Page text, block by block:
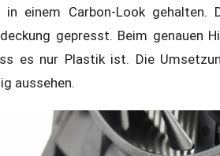
in einem Carbon-Look
gepresst. Beim genauen
es nur Plastik ist. Die
aussehen.